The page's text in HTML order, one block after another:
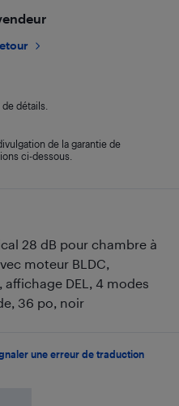
28 dB pour chambre à
moteur BLDC,
affichage DEL, 4 modes
36 po, noir
une erreur de traduction
détails.
de la garantie de
ci-dessous.